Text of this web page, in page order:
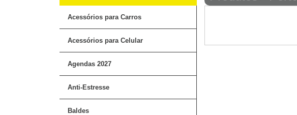
Acessórios para Carros
Acessórios para Celular
Agendas 2027
Anti-Estresse
Baldes